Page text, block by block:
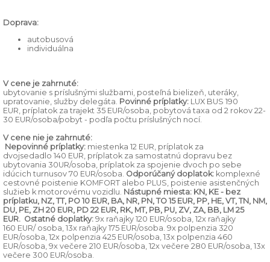
Doprava:
autobusová
individuálna
V cene je zahrnuté:
ubytovanie s príslušnými službami, posteľná bielizeň, uteráky,
upratovanie, služby delegáta. Povinné príplatky: LUX BUS 190
EUR, príplatok za trajekt 35 EUR/osoba, pobytová taxa od 2 rokov 22-
30 EUR/osoba/pobyt - podľa počtu príslušných nocí.
V cene nie je zahrnuté:
Nepovinné príplatky: miestenka 12 EUR, príplatok za
dvojsedadlo 140 EUR, príplatok za samostatnú dopravu bez
ubytovania 30UR/osoba, príplatok za spojenie dvoch po sebe
idúcich turnusov 70 EUR/osoba. Odporúčaný doplatok: komplexné
cestovné poistenie KOMFORT alebo PLUS, poistenie asistenčných
služieb k motorovému vozidlu. Nástupné miesta: KN, KE - bez
príplatku, NZ, TT, PO 10 EUR, BA, NR, PN, TO 15 EUR, PP, HE, VT, TN, NM,
DU, PE, ZH 20 EUR, PD 22 EUR, RK, MT, PB, PU, ZV, ZA, BB, LM 25
EUR. Ostatné doplatky: 9x raňajky 120 EUR/osoba, 12x raňajky
160 EUR/ osoba, 13x raňajky 175 EUR/osoba. 9x polpenzia 320
EUR/osoba, 12x polpenzia 425 EUR/osoba, 13x polpenzia 460
EUR/osoba, 9x večere 210 EUR/osoba, 12x večere 280 EUR/osoba, 13x
večere 300 EUR/osoba.